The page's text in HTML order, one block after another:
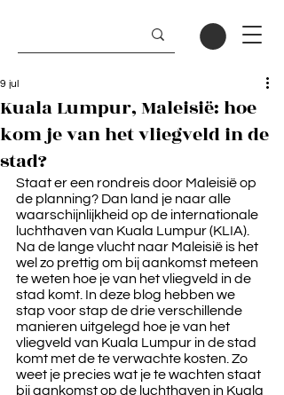
Kuala Lumpur, Maleisië: hoe
kom je van het vliegveld in de
stad?
9 jul
Staat er een rondreis door Maleisië op
de planning? Dan land je naar alle
waarschijnlijkheid op de internationale
luchthaven van Kuala Lumpur (KLIA).
Na de lange vlucht naar Maleisië is het
wel zo prettig om bij aankomst meteen
te weten hoe je van het vliegveld in de
stad komt. In deze blog hebben we
stap voor stap de drie verschillende
manieren uitgelegd hoe je van het
vliegveld van Kuala Lumpur in de stad
komt met de te verwachte kosten. Zo
weet je precies wat je te wachten staat
bij aankomst op de luchthaven in Kuala